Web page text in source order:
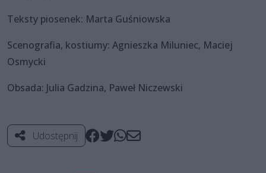
Teksty piosenek: Marta Guśniowska
Scenografia, kostiumy: Agnieszka Miluniec, Maciej
Osmycki
Obsada: Julia Gadzina, Paweł Niczewski
Udostępnij